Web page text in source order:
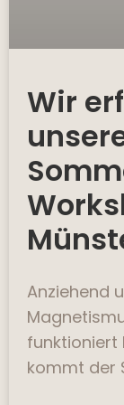
Wir
Anziehend
funktioniert
kommt der